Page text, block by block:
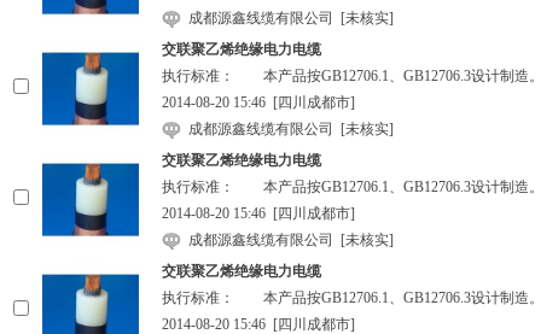
成都源鑫线缆有限公司
[未核实]
交联聚乙烯绝缘电力电缆
执行标准： 本产品按GB12706.1、GB12706.3设计制
2014-08-20 15:46 [四川成都市]
成都源鑫线缆有限公司
[未核实]
交联聚乙烯绝缘电力电缆
执行标准： 本产品按GB12706.1、GB12706.3设计制
2014-08-20 15:46 [四川成都市]
成都源鑫线缆有限公司
[未核实]
交联聚乙烯绝缘电力电缆
执行标准： 本产品按GB12706.1、GB12706.3设计制
2014-08-20 15:46 [四川成都市]